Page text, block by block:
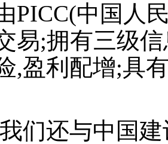
PICC(中国人
易;拥有三级
,盈利配增;具
们还与中国